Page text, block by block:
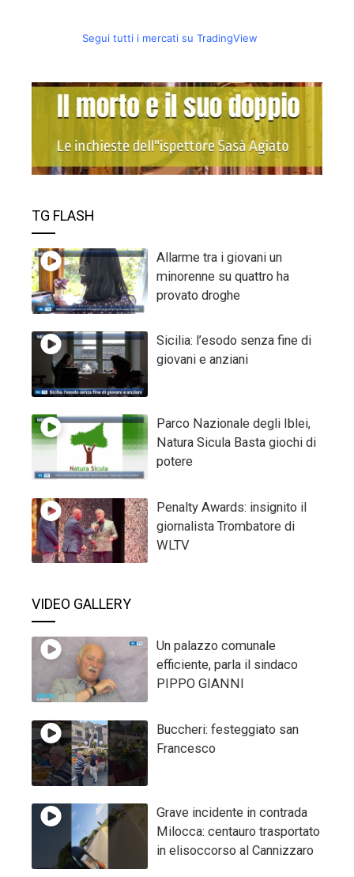
Segui tutti i mercati su TradingView
TG FLASH
Allarme tra i giovani un
minorenne su quattro ha
provato droghe
Sicilia: l’esodo senza fine di
giovani e anziani
Parco Nazionale degli Iblei,
Natura Sicula Basta giochi di
potere
Penalty Awards: insignito il
giornalista Trombatore di
WLTV
VIDEO GALLERY
Un palazzo comunale
efficiente, parla il sindaco
PIPPO GIANNI
Buccheri: festeggiato san
Francesco
Grave incidente in contrada
Milocca: centauro trasportato
in elisoccorso al Cannizzaro